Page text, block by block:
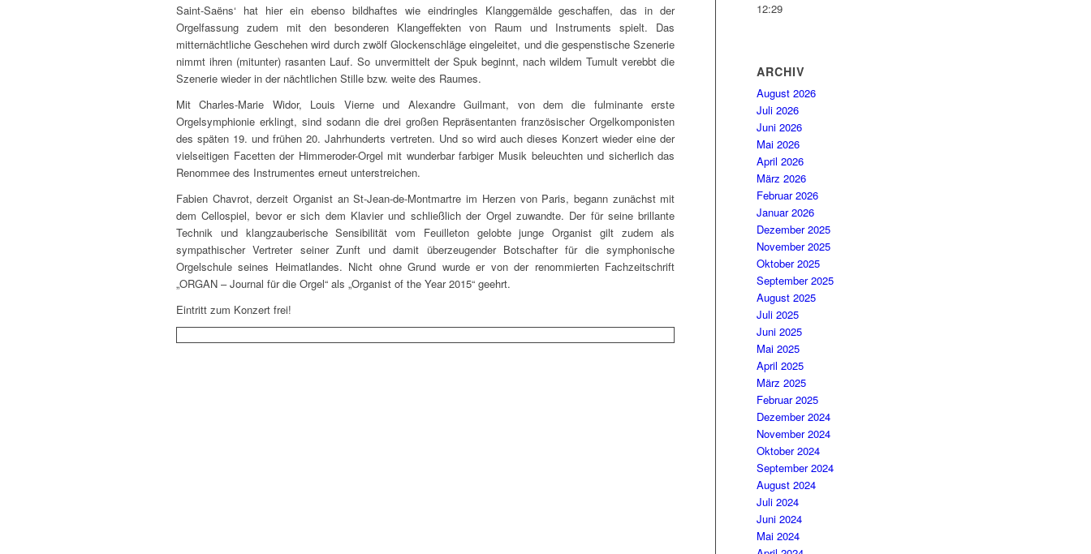
Saint-Saëns‘ hat hier ein ebenso bildhaftes wie eindringles Klanggemälde geschaffen, das in der
Orgelfassung zudem mit den besonderen Klangeffekten von Raum und Instruments spielt. Das
mitternächtliche Geschehen wird durch zwölf Glockenschläge eingeleitet, und die gespenstische Szenerie
nimmt ihren (mitunter) rasanten Lauf. So unvermittelt der Spuk beginnt, nach wildem Tumult verebbt die
Szenerie wieder in der nächtlichen Stille bzw. weite des Raumes.
Mit Charles-Marie Widor, Louis Vierne und Alexandre Guilmant, von dem die fulminante erste
Orgelsymphionie erklingt, sind sodann die drei großen Repräsentanten französischer Orgelkomponisten
des späten 19. und frühen 20. Jahrhunderts vertreten. Und so wird auch dieses Konzert wieder eine der
vielseitigen Facetten der Himmeroder-Orgel mit wunderbar farbiger Musik beleuchten und sicherlich das
Renommee des Instrumentes erneut unterstreichen.
Fabien Chavrot, derzeit Organist an St-Jean-de-Montmartre im Herzen von Paris, begann zunächst mit
dem Cellospiel, bevor er sich dem Klavier und schließlich der Orgel zuwandte. Der für seine brillante
Technik und klangzauberische Sensibilität vom Feuilleton gelobte junge Organist gilt zudem als
sympathischer Vertreter seiner Zunft und damit überzeugender Botschafter für die symphonische
Orgelschule seines Heimatlandes. Nicht ohne Grund wurde er von der renommierten Fachzeitschrift
„ORGAN – Journal für die Orgel“ als „Organist of the Year 2015“ geehrt.
Eintritt zum Konzert frei!
12:29
ARCHIV
August 2026
Juli 2026
Juni 2026
Mai 2026
April 2026
März 2026
Februar 2026
Januar 2026
Dezember 2025
November 2025
Oktober 2025
September 2025
August 2025
Juli 2025
Juni 2025
Mai 2025
April 2025
März 2025
Februar 2025
Dezember 2024
November 2024
Oktober 2024
September 2024
August 2024
Juli 2024
Juni 2024
Mai 2024